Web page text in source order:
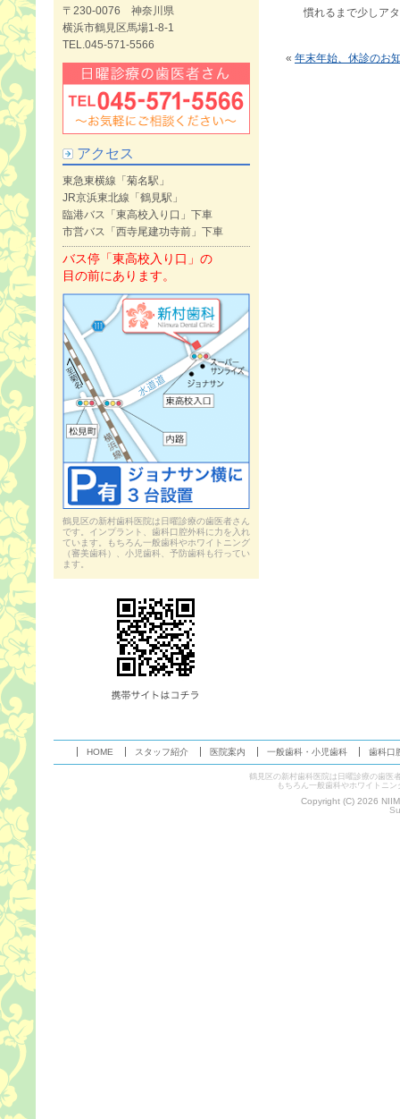
慣れるまで少しア
« 年末年始、休診のお
〒230-0076 神奈川県
横浜市鶴見区馬場1-8-1
TEL.045-571-5566
アクセス
東急東横線「菊名駅」
JR京浜東北線「鶴見駅」
臨港バス「東高校入り口」下車
市営バス「西寺尾建功寺前」下車
バス停「東高校入り口」の
目の前にあります。
鶴見区の新村歯科医院は日曜診療の歯医者さん
です。インプラント、歯科口腔外科に力を入れ
ています。もちろん一般歯科やホワイトニング
（審美歯科）、小児歯科、予防歯科も行ってい
ます。
HOME スタッフ紹介 医院案内 一般歯科・小児歯科 歯科口
鶴見区の新村歯科医院は日曜診療の歯医
もちろん一般歯科やホワイトニ
Copyright (C) 2026